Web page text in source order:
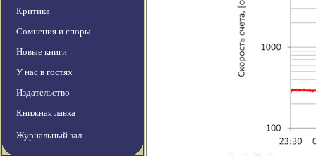
Критика
Сомнения и споры
Новые книги
У нас в гостях
Издательство
Книжная лавка
Журнальный зал